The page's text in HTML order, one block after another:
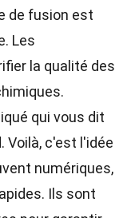
de fusion est
Les
la qualité des
qui vous dit
Voilà, c'est l'idée
numériques,
Ils sont